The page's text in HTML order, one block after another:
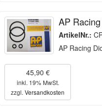
AP
ArtikelNr.:
AP Racing
45,90 €
inkl. 19% MwSt.
zzgl. Versandkosten